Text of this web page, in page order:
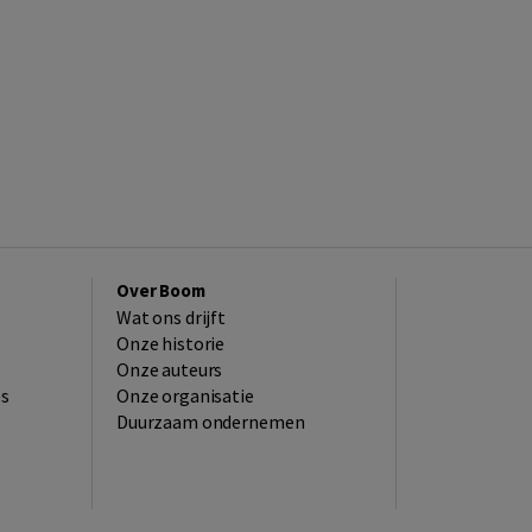
Over Boom
Wat ons drijft
Onze historie
Onze auteurs
Onze organisatie
Duurzaam ondernemen